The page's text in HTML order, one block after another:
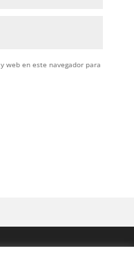
web en este navegador para